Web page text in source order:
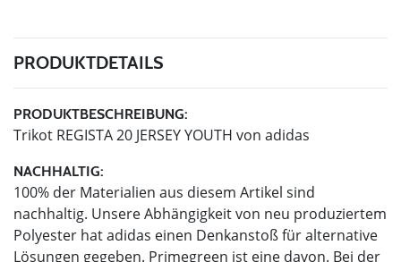
PRODUKTDETAILS
PRODUKTBESCHREIBUNG:
Trikot REGISTA 20 JERSEY YOUTH von adidas
NACHHALTIG:
100% der Materialien aus diesem Artikel sind
nachhaltig. Unsere Abhängigkeit von neu produziertem
Polyester hat adidas einen Denkanstoß für alternative
Lösungen gegeben. Primegreen ist eine davon. Bei der